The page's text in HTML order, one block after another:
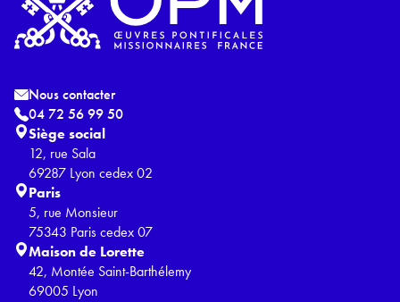
Nous contacter
04 72 56 99 50
Siège social
12, rue Sala
69287 Lyon cedex 02
Paris
5, rue Monsieur
75343 Paris cedex 07
Maison de Lorette
42, Montée Saint-Barthélemy
69005 Lyon